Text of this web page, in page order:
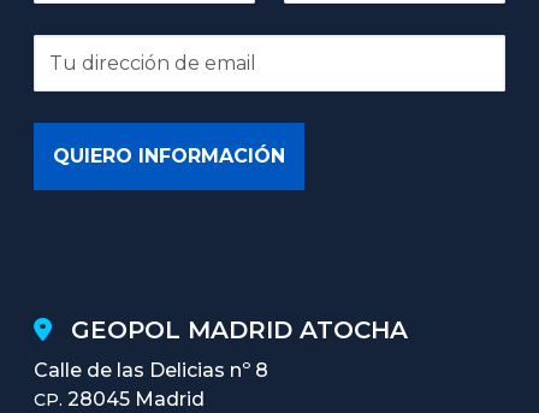
GEOPOL MADRID ATOCHA
Calle de las Delicias nº 8
CP. 28045 Madrid